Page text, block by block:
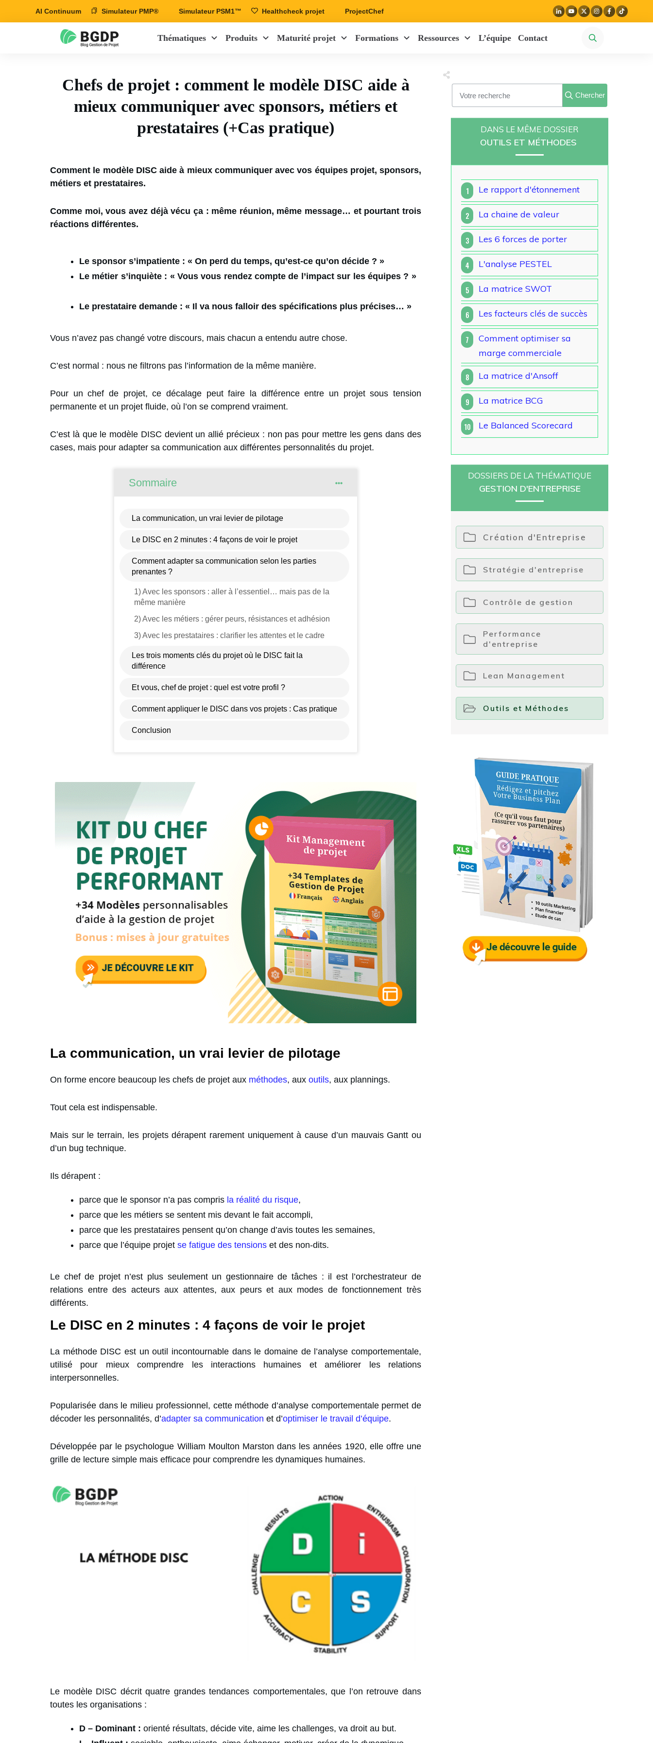
AI Continuum Simulateur PMP® Simulateur PSM1™ Healthcheck projet ProjectChef
Thématiques Produits Maturité projet Formations Ressources L’équipe Contact
Chefs de projet : comment le modèle DISC aide à
mieux communiquer avec sponsors, métiers et
prestataires (+Cas pratique)
Comment le modèle DISC aide à mieux communiquer avec vos équipes projet, sponsors,
métiers et prestataires.
Comme moi, vous avez déjà vécu ça : même réunion, même message… et pourtant trois
réactions différentes.
Le sponsor s’impatiente : « On perd du temps, qu’est-ce qu’on décide ? »
Le métier s’inquiète : « Vous vous rendez compte de l’impact sur les équipes ? »
Le prestataire demande : « Il va nous falloir des spécifications plus précises… »
Vous n’avez pas changé votre discours, mais chacun a entendu autre chose.
C’est normal : nous ne filtrons pas l’information de la même manière.
Pour un chef de projet, ce décalage peut faire la différence entre un projet sous tension
permanente et un projet fluide, où l’on se comprend vraiment.
C’est là que le modèle DISC devient un allié précieux : non pas pour mettre les gens dans des
cases, mais pour adapter sa communication aux différentes personnalités du projet.
Sommaire
La communication, un vrai levier de pilotage
Le DISC en 2 minutes : 4 façons de voir le projet
Comment adapter sa communication selon les parties
prenantes ?
1) Avec les sponsors : aller à l’essentiel… mais pas de la
même manière
2) Avec les métiers : gérer peurs, résistances et adhésion
3) Avec les prestataires : clarifier les attentes et le cadre
Les trois moments clés du projet où le DISC fait la
différence
Et vous, chef de projet : quel est votre profil ?
Comment appliquer le DISC dans vos projets : Cas pratique
Conclusion
La communication, un vrai levier de pilotage
On forme encore beaucoup les chefs de projet aux méthodes, aux outils, aux plannings.
Tout cela est indispensable.
Mais sur le terrain, les projets dérapent rarement uniquement à cause d’un mauvais Gantt ou
d’un bug technique.
Ils dérapent :
parce que le sponsor n’a pas compris la réalité du risque,
parce que les métiers se sentent mis devant le fait accompli,
parce que les prestataires pensent qu’on change d’avis toutes les semaines,
parce que l’équipe projet se fatigue des tensions et des non-dits.
Le chef de projet n’est plus seulement un gestionnaire de tâches : il est l’orchestrateur de
relations entre des acteurs aux attentes, aux peurs et aux modes de fonctionnement très
différents.
Le DISC en 2 minutes : 4 façons de voir le projet
La méthode DISC est un outil incontournable dans le domaine de l’analyse comportementale,
utilisé pour mieux comprendre les interactions humaines et améliorer les relations
interpersonnelles.
Popularisée dans le milieu professionnel, cette méthode d’analyse comportementale permet de
décoder les personnalités, d’adapter sa communication et d’optimiser le travail d’équipe.
Développée par le psychologue William Moulton Marston dans les années 1920, elle offre une
grille de lecture simple mais efficace pour comprendre les dynamiques humaines.
Le modèle DISC décrit quatre grandes tendances comportementales, que l’on retrouve dans
toutes les organisations :
D – Dominant : orienté résultats, décide vite, aime les challenges, va droit au but.
Chercher
DANS LE MÊME DOSSIER
OUTILS ET MÉTHODES
1 Le rapport d'étonnement
2 La chaine de valeur
3 Les 6 forces de porter
4 L'analyse PESTEL
5 La matrice SWOT
6 Les facteurs clés de succès
7
Comment optimiser sa
marge commerciale
8 La matrice d'Ansoff
9 La matrice BCG
10 Le Balanced Scorecard
DOSSIERS DE LA THÉMATIQUE
GESTION D'ENTREPRISE
Création d'Entreprise
Stratégie d'entreprise
Contrôle de gestion
Performance
d'entreprise
Lean Management
Outils et Méthodes